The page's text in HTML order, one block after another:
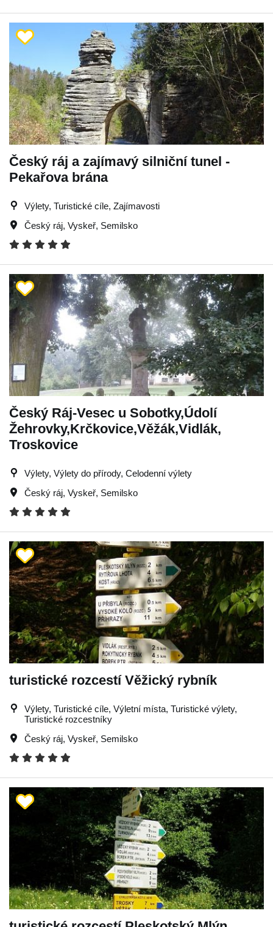
Český ráj a zajímavý silniční tunel -
Pekařova brána
Výlety, Turistické cíle, Zajímavosti
Český ráj, Vyskeř, Semilsko
Český Ráj-Vesec u Sobotky,Údolí
Žehrovky,Krčkovice,Věžák,Vidlák,
Troskovice
Výlety, Výlety do přírody, Celodenní výlety
Český ráj, Vyskeř, Semilsko
turistické rozcestí Věžický rybník
Výlety, Turistické cíle, Výletní místa, Turistické výlety,
Turistické rozcestníky
Český ráj, Vyskeř, Semilsko